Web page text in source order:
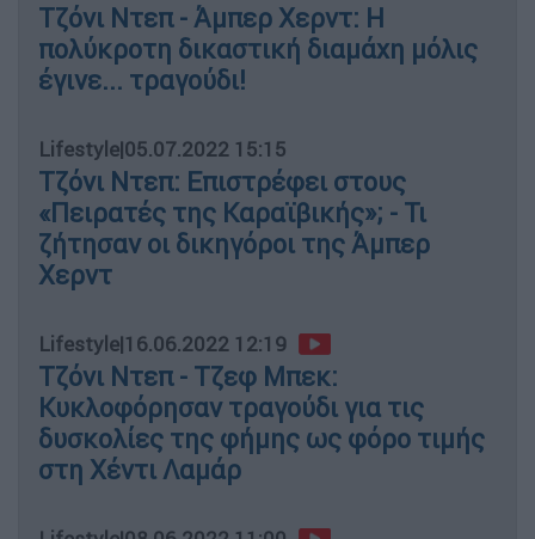
Τζόνι Ντεπ - Άμπερ Χερντ: Η
πολύκροτη δικαστική διαμάχη μόλις
έγινε... τραγούδι!
Lifestyle|05.07.2022 15:15
Τζόνι Ντεπ: Επιστρέφει στους
«Πειρατές της Καραϊβικής»; - Τι
ζήτησαν οι δικηγόροι της Άμπερ
Χερντ
Lifestyle|16.06.2022 12:19
Τζόνι Ντεπ - Τζεφ Μπεκ:
Κυκλοφόρησαν τραγούδι για τις
δυσκολίες της φήμης ως φόρο τιμής
στη Χέντι Λαμάρ